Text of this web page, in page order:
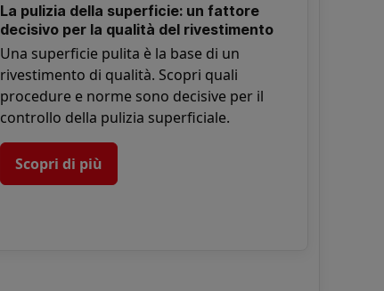
La pulizia della superficie: un fattore
decisivo per la qualità del rivestimento
Una superficie pulita è la base di un
rivestimento di qualità. Scopri quali
procedure e norme sono decisive per il
controllo della pulizia superficiale.
Scopri di più